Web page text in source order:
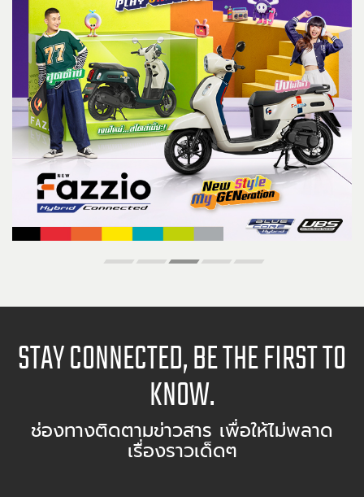
STAY CONNECTED, BE THE FIRST TO
KNOW.
ช่องทางติดตามข่าวสาร เพื่อให้ไม่พลาด
เรื่องราวเด็ดๆ